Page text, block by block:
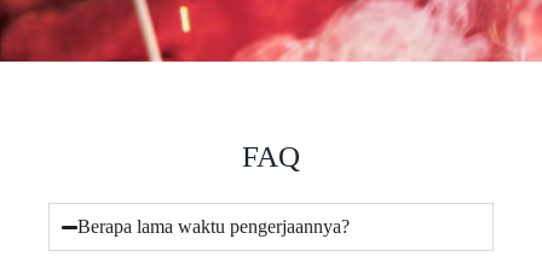
FAQ
Berapa lama waktu pengerjaannya?